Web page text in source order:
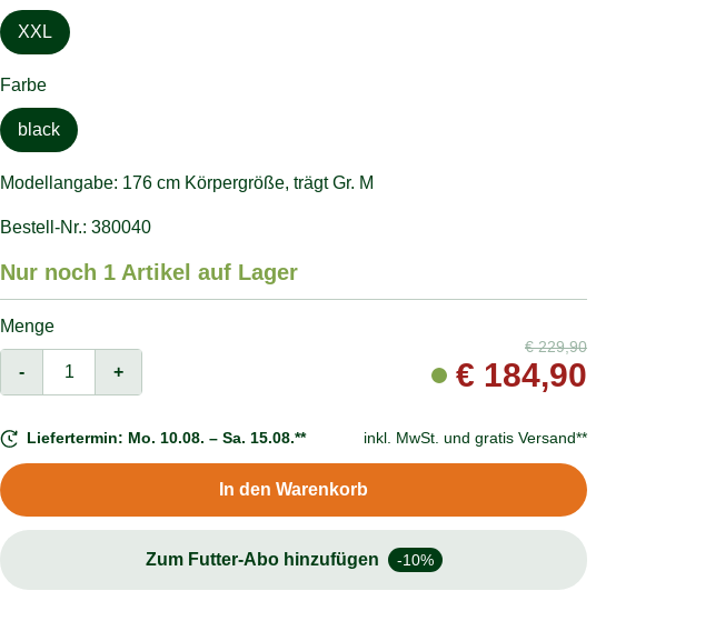
XXL
Farbe
black
Modellangabe: 176 cm Körpergröße, trägt Gr. M
Bestell-Nr.: 380040
Nur noch 1 Artikel auf Lager
Menge
- +
€229,90
€ 184,90
inkl. MwSt. und gratis Versand**
Liefertermin: Mo. 10.08. – Sa. 15.08.**
In den Warenkorb
Zum Futter-Abo hinzufügen -10%